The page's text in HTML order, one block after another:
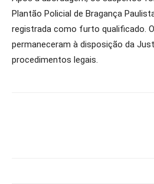
Plantão Policial de Bragança
registrada como furto qualificado.
permaneceram à disposição da
procedimentos legais.